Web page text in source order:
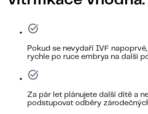
Pokud se nevydaří IVF
rychle po ruce embrya na další
Za pár let plánujete další dítě a
podstupovat odběry